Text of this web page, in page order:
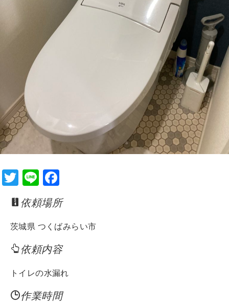
T
wi
tt
er
Li
n
e
a
c
e
b
o
o
k
依頼場所
茨城県 つくばみらい市
依頼内容
トイレの水漏れ
作業時間